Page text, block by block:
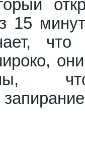
15
что